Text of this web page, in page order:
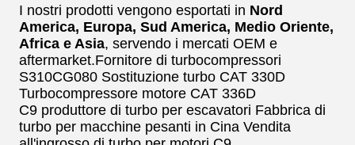
I nostri prodotti vengono esportati in Nord
America, Europa, Sud America, Medio Oriente,
Africa e Asia, servendo i mercati OEM e
aftermarket.Fornitore di turbocompressori
S310CG080 Sostituzione turbo CAT 330D
Turbocompressore motore CAT 336D
C9 produttore di turbo per escavatori Fabbrica di
turbo per macchine pesanti in Cina Vendita